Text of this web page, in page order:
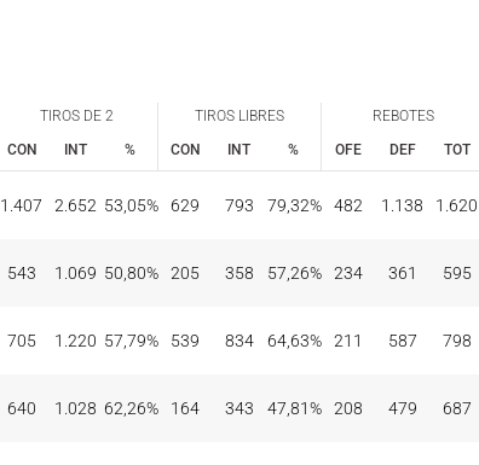
TIROS DE 2 TIROS LIBRES
REBOTES
CON INT % CON INT % OFE DEF TOT
1.407 2.652 53,05% 629 793 79,32% 482 1.138 1.620
543 1.069 50,80% 205 358 57,26% 234 361 595
705 1.220 57,79% 539 834 64,63% 211 587 798
640 1.028 62,26% 164 343 47,81% 208 479 687